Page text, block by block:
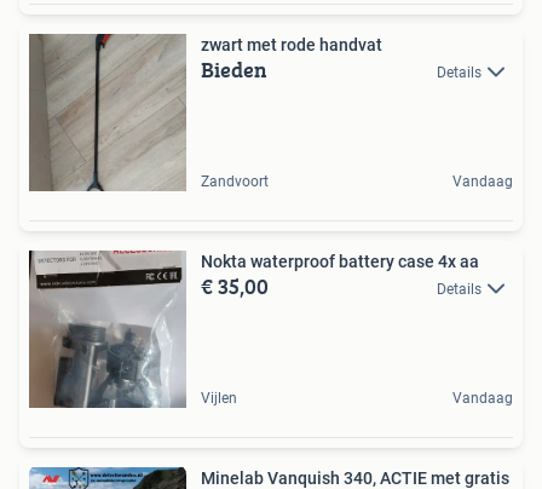
zwart met rode handvat
Bieden Details
Zandvoort Vandaag
Nokta waterproof battery case 4x aa
€ 35,00 Details
Vijlen Vandaag
Minelab Vanquish 340, ACTIE met gratis